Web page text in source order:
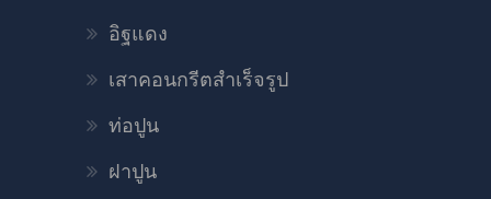
อิฐแดง
เสาคอนกรีตสำเร็จรูป
ท่อปูน
ฝาปูน